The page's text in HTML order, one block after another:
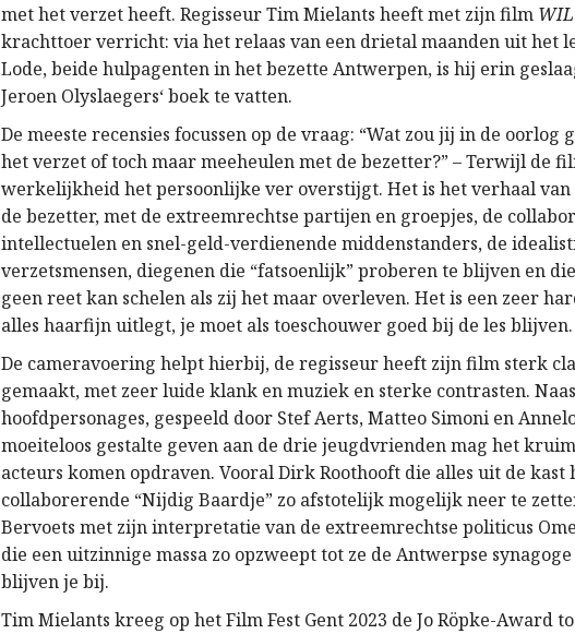
met het verzet heeft. Regisseur Tim Mielants heeft met zijn film WIL
krachttoer verricht: via het relaas van een drietal maanden uit het
Lode, beide hulpagenten in het bezette Antwerpen, is hij erin
Jeroen Olyslaegers‘ boek te vatten.
De meeste recensies focussen op de vraag: “Wat zou jij in de oorlog
het verzet of toch maar meeheulen met de bezetter?” – Terwijl de
werkelijkheid het persoonlijke ver overstijgt. Het is het verhaal
de bezetter, met de extreemrechtse partijen en groepjes, de
intellectuelen en snel-geld-verdienende middenstanders, de
verzetsmensen, diegenen die “fatsoenlijk” proberen te blijven en
geen reet kan schelen als zij het maar overleven. Het is een zeer
alles haarfijn uitlegt, je moet als toeschouwer goed bij de les blijven.
De cameravoering helpt hierbij, de regisseur heeft zijn film sterk
gemaakt, met zeer luide klank en muziek en sterke contrasten.
hoofdpersonages, gespeeld door Stef Aerts, Matteo Simoni en
moeiteloos gestalte geven aan de drie jeugdvrienden mag het
acteurs komen opdraven. Vooral Dirk Roothooft die alles uit de kast
collaborerende “Nijdig Baardje” zo afstotelijk mogelijk neer te
Bervoets met zijn interpretatie van de extreemrechtse politicus
die een uitzinnige massa zo opzweept tot ze de Antwerpse
blijven je bij.
Tim Mielants kreeg op het Film Fest Gent 2023 de Jo Röpke-Award